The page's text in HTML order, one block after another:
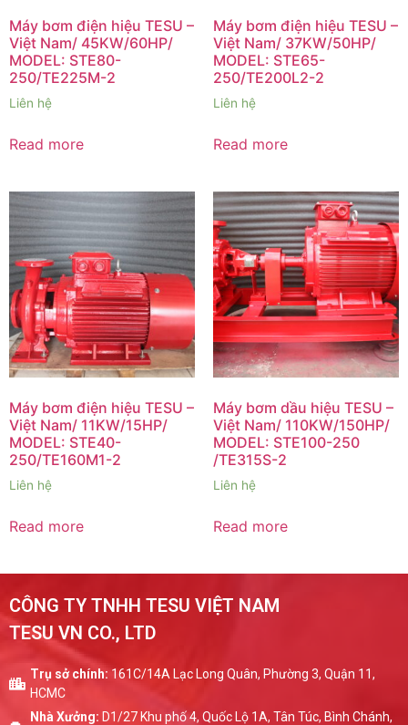
Máy bơm điện hiệu TESU –
Việt Nam/ 45KW/60HP/
MODEL: STE80-
250/TE225M-2
Liên hệ
Read more
Máy bơm điện hiệu TESU –
Việt Nam/ 37KW/50HP/
MODEL: STE65-
250/TE200L2-2
Liên hệ
Read more
Máy bơm điện hiệu TESU –
Việt Nam/ 11KW/15HP/
MODEL: STE40-
250/TE160M1-2
Liên hệ
Read more
Máy bơm dầu hiệu TESU –
Việt Nam/ 110KW/150HP/
MODEL: STE100-250
/TE315S-2
Liên hệ
Read more
CÔNG TY TNHH TESU VIỆT NAM
TESU VN CO., LTD
Trụ sở chính: 161C/14A Lạc Long Quân, Phường 3, Quận 11,
HCMC
Nhà Xưởng: D1/27 Khu phố 4, Quốc Lộ 1A, Tân Túc, Bình Chánh,